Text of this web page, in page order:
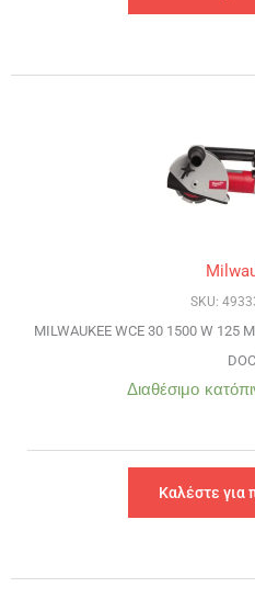
SKU:
MILWAUKEE WCE 30 1500 W
Διαθέσιμο
Καλέστε για